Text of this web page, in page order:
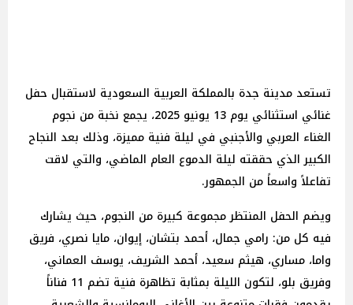
تستعد مدينة جدة بالمملكة العربية السعودية لاستقبال حفل
غنائي استثنائي يوم 13 يونيو 2025، يجمع نخبة من نجوم
الغناء العربي والأجنبي في ليلة فنية مميزة، وذلك بعد النجاح
الكبير الذي حققته ليلة الدموع العام الماضي، والتي لاقت
تفاعلاً واسعاً من الجمهور.
ويضم الحفل المنتظر مجموعة كبيرة من النجوم، حيث يشارك
فيه كل من: رامي جمال، أحمد بتشان، إيوان، مايا نصري، فريق
واما، مساري، هيثم سعيد، أحمد الشريف، يوسف العماني،
وفريق بلو، لتكون الليلة بمثابة تظاهرة فنية تضم 11 فناناً